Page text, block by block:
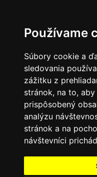
Používame
Súbory cookie a
sledovania
zážitku z
stránok, na to,
prispôsobený
analýzu
stránok a na
návštevníci